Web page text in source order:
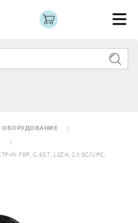
ОБОРУДОВАНИЕ
FRP, G.657, LSZH, 2X SC/UPC,